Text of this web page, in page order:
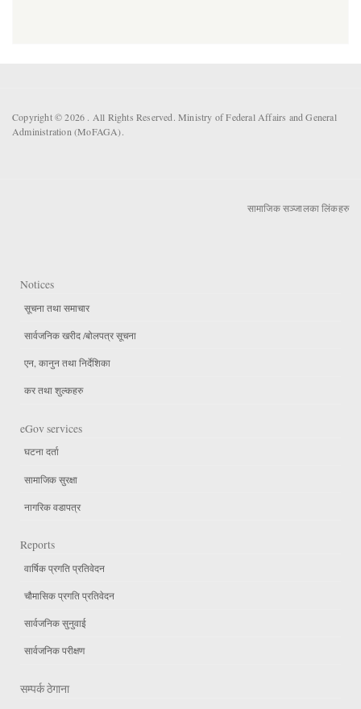
Copyright © 2026 . All Rights Reserved. Ministry of Federal Affairs and General
Administration (MoFAGA).
सामाजिक सञ्जालका लिंकहरु
Notices
सूचना तथा समाचार
सार्वजनिक खरीद /बोलपत्र सूचना
एन, कानुन तथा निर्देशिका
कर तथा शुल्कहरु
eGov services
घटना दर्ता
सामाजिक सुरक्षा
नागरिक वडापत्र
Reports
वार्षिक प्रगति प्रतिवेदन
चौमासिक प्रगति प्रतिवेदन
सार्वजनिक सुनुवाई
सार्वजनिक परीक्षण
सम्पर्क ठेगाना